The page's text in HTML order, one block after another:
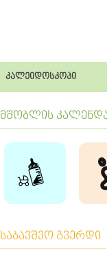
კალეიდოსკოპი
მშობლის
საბავშვო გვერდი